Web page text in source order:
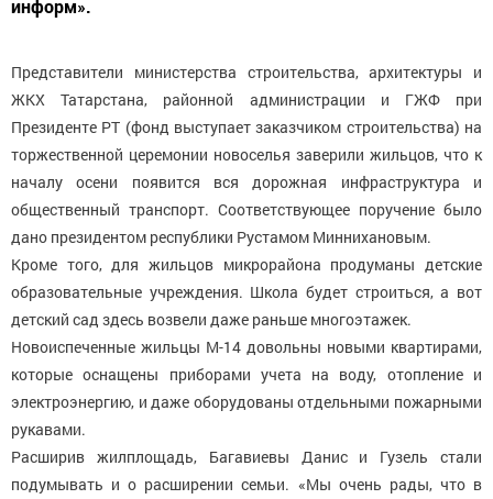
информ».
Представители министерства строительства, архитектуры и
ЖКХ Татарстана, районной администрации и ГЖФ при
Президенте РТ (фонд выступает заказчиком строительства) на
торжественной церемонии новоселья заверили жильцов, что к
началу осени появится вся дорожная инфраструктура и
общественный транспорт. Соответствующее поручение было
дано президентом республики Рустамом Миннихановым.
Кроме того, для жильцов микрорайона продуманы детские
образовательные учреждения. Школа будет строиться, а вот
детский сад здесь возвели даже раньше многоэтажек.
Новоиспеченные жильцы М-14 довольны новыми квартирами,
которые оснащены приборами учета на воду, отопление и
электроэнергию, и даже оборудованы отдельными пожарными
рукавами.
Расширив жилплощадь, Багавиевы Данис и Гузель стали
подумывать и о расширении семьи. «Мы очень рады, что в